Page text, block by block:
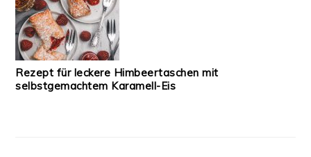
Rezept für leckere Himbeertaschen mit
selbstgemachtem Karamell-Eis